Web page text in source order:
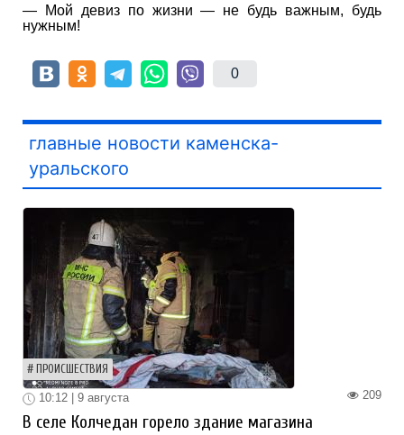
— Мой девиз по жизни — не будь важным, будь
нужным!
0
главные новости каменска-
уральского
ПРОИСШЕСТВИЯ
209
10:12 | 9 августа
В селе Колчедан горело здание магазина